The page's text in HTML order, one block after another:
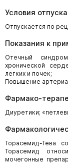
Условия отпуска
Отпускается по
Показания к
Отечный
хронической
легких и почек;
Повышение
Фармако-
Диуретики;
Торасемид-Тева
Торасемид
мочегонные